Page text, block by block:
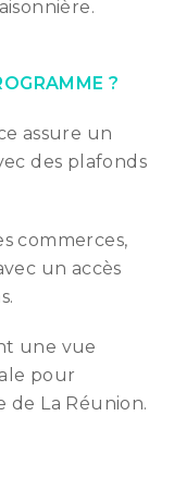
?
assure un
des plafonds
commerces,
un accès
une vue
pour
La Réunion.